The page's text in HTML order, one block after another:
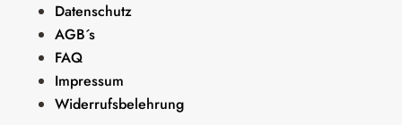
Datenschutz
AGB´s
FAQ
Impressum
Widerrufsbelehrung